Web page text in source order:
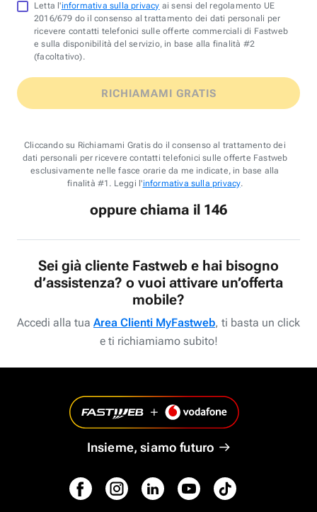
Letta l'informativa sulla privacy ai sensi del regolamento UE
2016/679 do il consenso al trattamento dei dati personali per
ricevere contatti telefonici sulle offerte commerciali di Fastweb
e sulla disponibilità del servizio, in base alla finalità #2
(facoltativo).
RICHIAMAMI GRATIS
Cliccando su Richiamami Gratis do il consenso al trattamento dei
dati personali per ricevere contatti telefonici sulle offerte Fastweb
esclusivamente nelle fasce orarie da me indicate, in base alla
finalità #1. Leggi l'informativa sulla privacy.
oppure chiama il 146
Sei già cliente Fastweb e hai bisogno
d’assistenza? o vuoi attivare un’offerta
mobile?
Accedi alla tua Area Clienti MyFastweb, ti basta un click
e ti richiamiamo subito!
Insieme, siamo futuro